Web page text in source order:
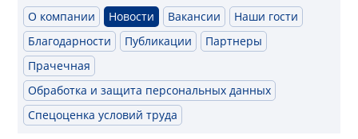
О компании Новости Вакансии
Наши гости
Благодарности
Публикации
Партнеры
Прачечная
Обработка и защита персональных данных
Спецоценка условий труда